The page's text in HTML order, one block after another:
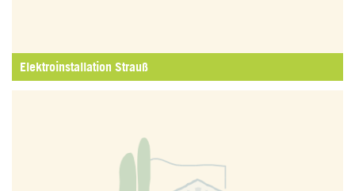
Elektroinstallation Strauß